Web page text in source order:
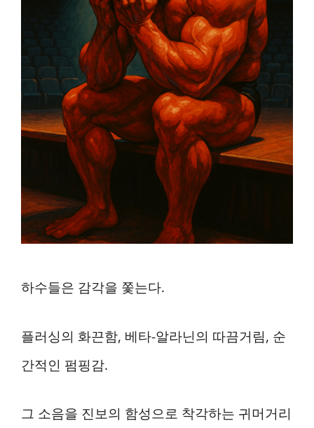
하수들은 감각을 쫓는다.
플러싱의 화끈함, 베타-알라닌의 따끔거림, 순
간적인 펌핑감.
그 소음을 진보의 함성으로 착각하는 귀머거리